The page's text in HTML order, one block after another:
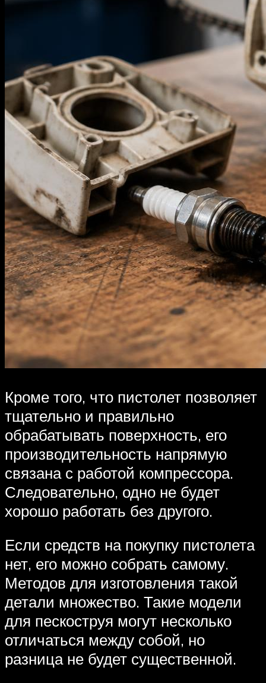
Кроме того, что пистолет позволяет
тщательно и правильно
обрабатывать поверхность, его
производительность напрямую
связана с работой компрессора.
Следовательно, одно не будет
хорошо работать без другого.
Если средств на покупку пистолета
нет, его можно собрать самому.
Методов для изготовления такой
детали множество. Такие модели
для пескоструя могут несколько
отличаться между собой, но
разница не будет существенной.